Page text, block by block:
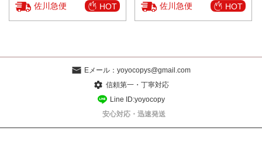
佐川急便 HOT 佐川急便 HOT
Eメール： yoyocopys@gmail.com
信頼第一・丁寧対応
Line ID:yoyocopy
安心対応・迅速発送